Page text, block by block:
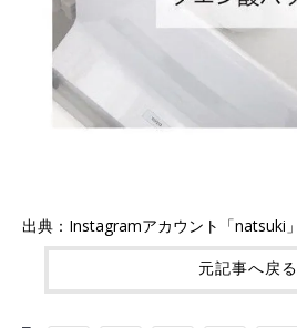
出典：Instagramアカウント「natsuki」
元記事へ戻る